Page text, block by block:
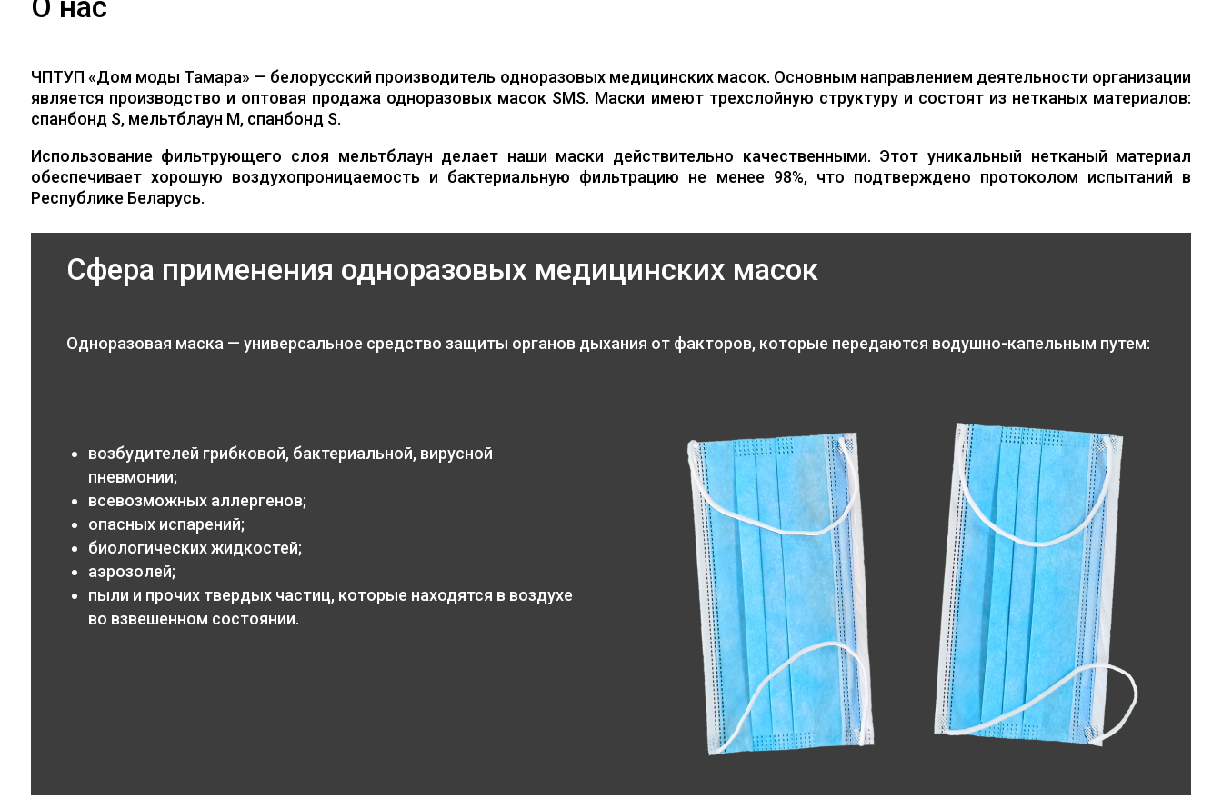
ЧПТУП «Дом моды Тамара» — белорусский производитель одноразовых медицинских масок. Основным направлением деятельности организации
является производство и оптовая продажа одноразовых масок SMS. Маски имеют трехслойную структуру и состоят из нетканых материалов:
спанбонд S, мельтблаун M, спанбонд S.
Использование фильтрующего слоя мельтблаун делает наши маски действительно качественными. Этот уникальный нетканый материал
обеспечивает хорошую воздухопроницаемость и бактериальную фильтрацию не менее 98%, что подтверждено протоколом испытаний в
Республике Беларусь.
Сфера применения одноразовых медицинских масок
Одноразовая маска — универсальное средство защиты органов дыхания от факторов, которые передаются водушно-капельным путем:
возбудителей грибковой, бактериальной, вирусной
пневмонии;
всевозможных аллергенов;
опасных испарений;
биологических жидкостей;
аэрозолей;
пыли и прочих твердых частиц, которые находятся в воздухе
во взвешенном состоянии.